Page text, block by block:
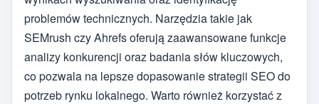
problemów technicznych. Narzędzia takie jak
SEMrush czy Ahrefs oferują zaawansowane funkcje
analizy konkurencji oraz badania słów kluczowych,
co pozwala na lepsze dopasowanie strategii SEO do
potrzeb rynku lokalnego. Warto również korzystać z